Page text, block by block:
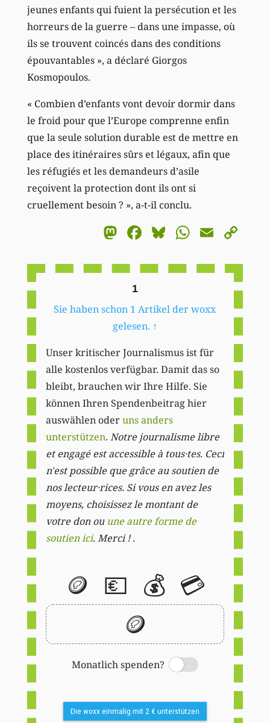
jeunes enfants qui fuient la persécution et les
horreurs de la guerre – dans une impasse, où
ils se trouvent coincés dans des conditions
épouvantables », a déclaré Giorgos
Kosmopoulos.
« Combien d’enfants vont devoir dormir dans
le froid pour que l’Europe comprenne enfin
que la seule solution durable est de mettre en
place des itinéraires sûrs et légaux, afin que
les réfugiés et les demandeurs d’asile
reçoivent la protection dont ils ont si
cruellement besoin ? », a-t-il conclu.
Mastodon
Facebook
BlueskyEmail
1
Sie haben schon 1 Artikel der woxx
gelesen. ↑
Unser kritischer Journalismus ist für
alle kostenlos verfügbar. Damit das so
bleibt, brauchen wir Ihre Hilfe. Sie
können Ihren Spendenbeitrag hier
auswählen oderuns anders
unterstützen. Notre journalisme libre
et engagé est accessible à tous·tes. Ceci
n'est possible que grâce au soutien de
nos lecteur·rices. Si vous en avez les
moyens, choisissez le montant de
votre don ou une autre forme de
soutien ici. Merci ! .
🪙 💶 💰 💳
🪙
Monatlich spenden?
Switch
Die woxx einmalig mit 2 € unterstützen